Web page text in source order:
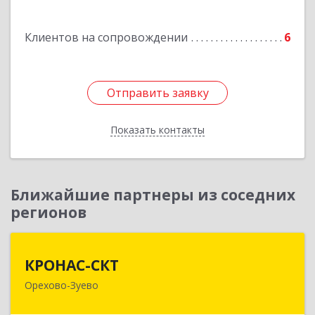
Клиентов на сопровождении 6
Отправить заявку
Показать контакты
Отправить заявку
Назад
Ближайшие партнеры из соседних
регионов
КРОНАС-СКТ
Орехово-Зуево
142600, Московская обл, Орехово-Зуево г,